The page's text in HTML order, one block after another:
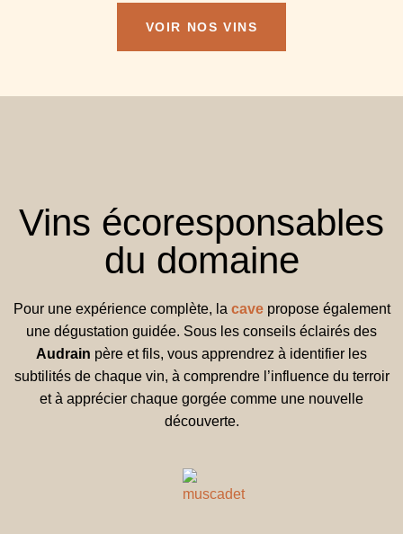
VOIR NOS VINS
Vins écoresponsables
du domaine
Pour une expérience complète, la cavepropose également
une dégustation guidée. Sous les conseils éclairés des
Audrain père et fils, vous apprendrez à identifier les
subtilités de chaque vin, à comprendre l’influence du terroir
et à apprécier chaque gorgée comme une nouvelle
découverte.